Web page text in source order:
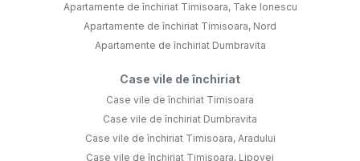
Apartamente de închiriat Timisoara, Take Ionescu
Apartamente de închiriat Timisoara, Nord
Apartamente de închiriat Dumbravita
Case vile de închiriat
Case vile de închiriat Timisoara
Case vile de închiriat Dumbravita
Case vile de închiriat Timisoara, Aradului
Case vile de închiriat Timisoara, Lipovei